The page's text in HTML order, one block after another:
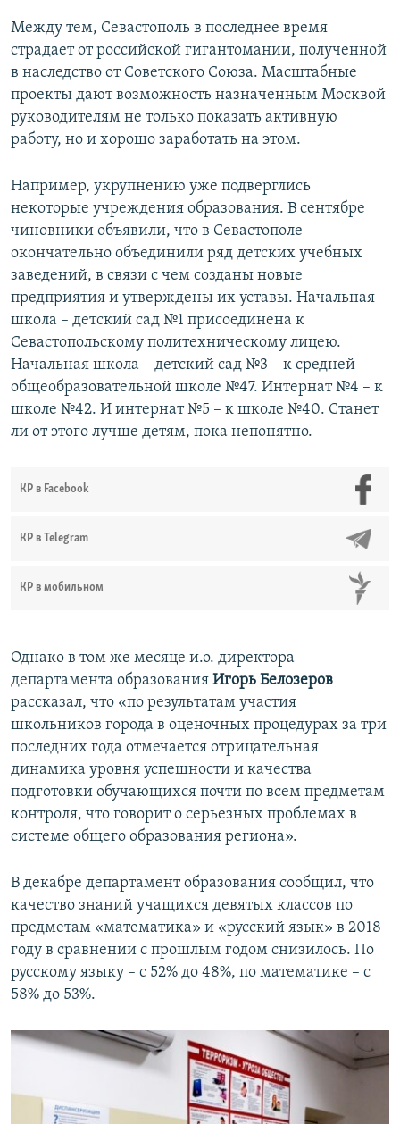
Между тем, Севастополь в последнее время
страдает от российской гигантомании, полученной
в наследство от Советского Союза. Масштабные
проекты дают возможность назначенным Москвой
руководителям не только показать активную
работу, но и хорошо заработать на этом.
Например, укрупнению уже подверглись
некоторые учреждения образования. В сентябре
чиновники объявили, что в Севастополе
окончательно объединили ряд детских учебных
заведений, в связи с чем созданы новые
предприятия и утверждены их уставы. Начальная
школа – детский сад №1 присоединена к
Севастопольскому политехническому лицею.
Начальная школа – детский сад №3 – к средней
общеобразовательной школе №47. Интернат №4 – к
школе №42. И интернат №5 – к школе №40. Станет
ли от этого лучше детям, пока непонятно.
КР в Facebook
КР в Telegram
КР в мобильном
Однако в том же месяце и.о. директора
департамента образования Игорь Белозеров
рассказал, что «по результатам участия
школьников города в оценочных процедурах за три
последних года отмечается отрицательная
динамика уровня успешности и качества
подготовки обучающихся почти по всем предметам
контроля, что говорит о серьезных проблемах в
системе общего образования региона».
В декабре департамент образования сообщил, что
качество знаний учащихся девятых классов по
предметам «математика» и «русский язык» в 2018
году в сравнении с прошлым годом снизилось. По
русскому языку – с 52% до 48%, по математике – с
58% до 53%.